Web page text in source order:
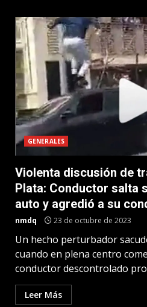
GENERALES
Violenta discusión de
Plata: Conductor salta
auto y agredió a su
nmdq 23 de octubre de 2023
Un hecho perturbador
cuando en plena centro
conductor descontrolado
Leer Más